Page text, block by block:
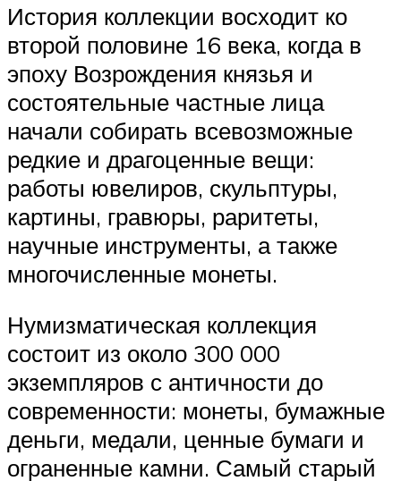
История коллекции восходит ко
второй половине 16 века, когда в
эпоху Возрождения князья и
состоятельные частные лица
начали собирать всевозможные
редкие и драгоценные вещи:
работы ювелиров, скульптуры,
картины, гравюры, раритеты,
научные инструменты, а также
многочисленные монеты.
Нумизматическая коллекция
состоит из около 300 000
экземпляров с античности до
современности: монеты, бумажные
деньги, медали, ценные бумаги и
ограненные камни. Самый старый